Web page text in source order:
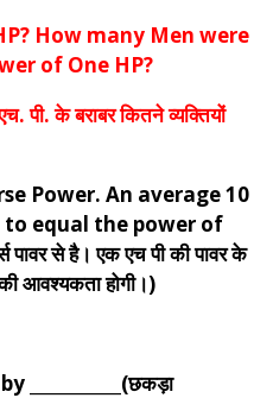
How many Men were
of One HP?
पी. के बराबर कितने व्यक्तियों
Power. An average 10
to equal the power of
पावर से है। एक एच पी की पावर के
आवश्यकता होगी।)